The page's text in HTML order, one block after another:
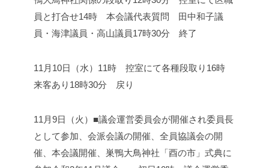
員と打合せ14時 本会議代表質問 田中和子議
員・海津議員・高山議員17時30分 終了
11月10日（水） 11時 控室にて各種段取り 16時
来客あり 18時30分 戻り
11月9日（火）■議会運営委員会が開催され委員長
として参加、会派会議の開催、全員協議会の開
催、本会議開催、巣鴨大鳥神社「酉の市」式典に